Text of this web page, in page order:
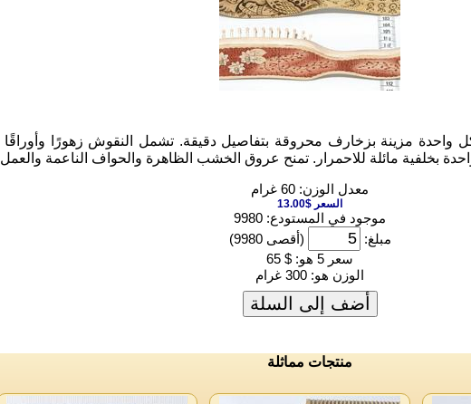
مزينة بزخارف محروقة بتفاصيل دقيقة. تشمل النقوش زهورًا وأوراقًا
بخلفية مائلة للاحمرار. تمنح عروق الخشب الظاهرة والحواف الناعمة
معدل الوزن: 60 غرام
السعر $13.00
موجود في المستودع: 9980
مبلغ:
(أقصى 9980)
سعر 5 هو:
$ 65
الوزن هو: 300 غرام
أضف إلى السلة
منتجات مماثلة